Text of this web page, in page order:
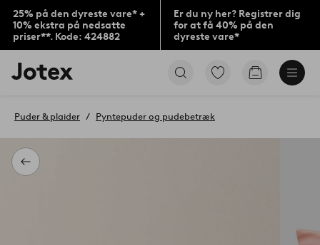
25% på den dyreste vare* +
10% ekstra på nedsatte
priser**. Kode: 424882
Er du ny her? Registrer dig
for at få 40% på den
dyreste vare*
Jotex
logo
til
Gå
Gå
Tilbage
Puder & plaider Pyntepuder og pudebetræk